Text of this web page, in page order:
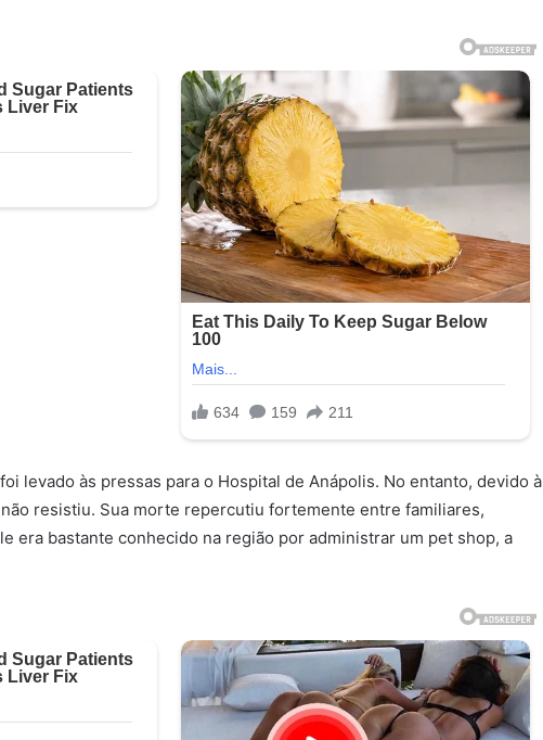
levado às pressas para o Hospital de Anápolis. No entanto, devido à
resistiu. Sua morte repercutiu fortemente entre familiares,
era bastante conhecido na região por administrar um pet shop, a